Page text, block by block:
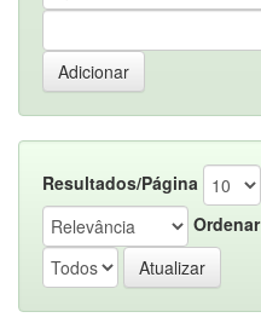
Resultados/Página
Ordenar